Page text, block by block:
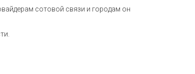
сотовой связи и городам он